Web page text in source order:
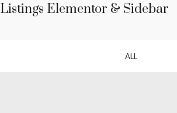
Listings Elementor & Sidebar
ALL